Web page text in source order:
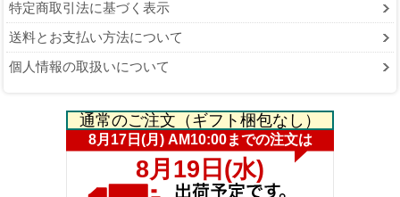
特定商取引法に基づく表示
送料とお支払い方法について
個人情報の取扱いについて
通常のご注文（ギフト梱包なし）